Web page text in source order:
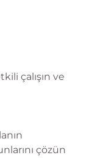
çalışın ve
çözün